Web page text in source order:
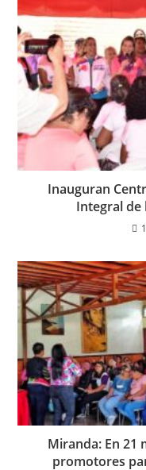
Inauguran
Integral de
Miranda: En 21
promotores